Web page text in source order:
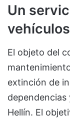
Un
El objeto del
extinción de
Hellín. El